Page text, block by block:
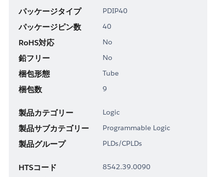
パッケージタイプ PDIP40
パッケージピン数 40
RoHS対応 No
鉛フリー No
梱包形態 Tube
梱包数 9
製品カテゴリー Logic
製品サブカテゴリー Programmable Logic
製品グループ PLDs/CPLDs
HTSコード 8542.39.0090